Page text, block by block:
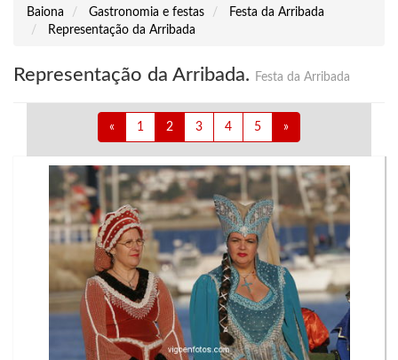
Baiona Gastronomia e festas
Festa da Arribada
Representação da Arribada
Representação da Arribada. Festa da Arribada
« 1 2 3 4 5 »